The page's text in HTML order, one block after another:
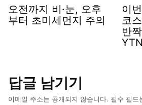
오전까지 비·눈, 오후
부터 초미세먼지 주의
이
코
반
YTN
답글 남기기
이메일 주소는 공개되지 않습니다. 필수 필드